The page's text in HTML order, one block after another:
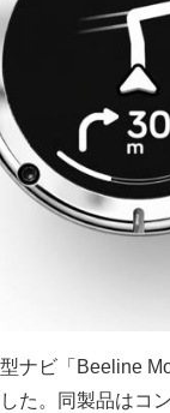
ナビ「Beeline
た。同製品はコ